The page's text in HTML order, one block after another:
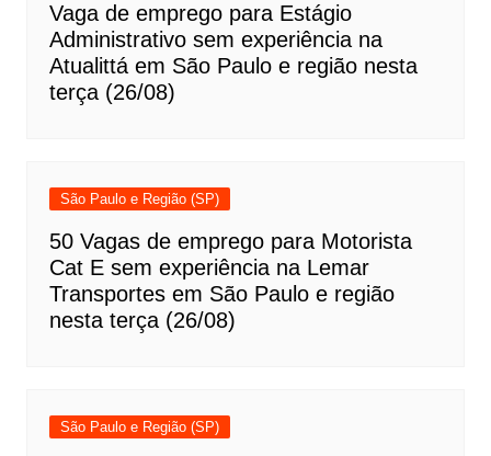
Vaga de emprego para Estágio
Administrativo sem experiência na
Atualittá em São Paulo e região nesta
terça (26/08)
São Paulo e Região (SP)
50 Vagas de emprego para Motorista
Cat E sem experiência na Lemar
Transportes em São Paulo e região
nesta terça (26/08)
São Paulo e Região (SP)